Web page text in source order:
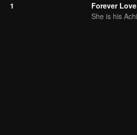
1
Forever Love